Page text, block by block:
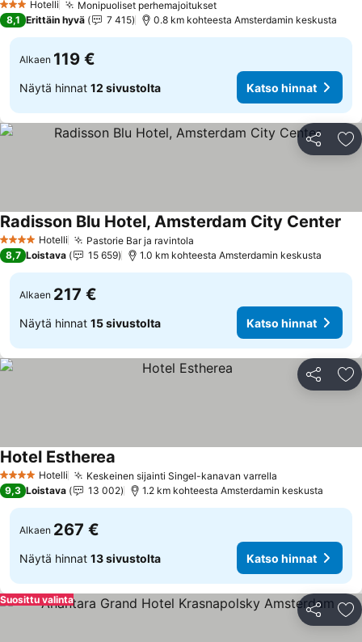
3 Tähtiluokitus
Hotelli Monipuoliset perhemajoituksetKatso hinnat
8,1 Erittäin hyvä 7 415 0.8 km kohteesta Amsterdamin keskusta
Alkaen 119 €
Näytä hinnat 12 sivustolta Katso hinnat
Jaa
4 Tähtiluokitus
Hotelli Pastorie Bar ja ravintola
Radisson Blu Hotel, Amsterdam City Center
8,7 Loistava 15 659 1.0 km kohteesta Amsterdamin keskusta
Alkaen 217 €
Näytä hinnat 15 sivustolta Katso hinnat
Jaa
4 Tähtiluokitus
Hotelli Keskeinen sijainti Singel-kanavan varrella
Hotel Estherea
9,3 Loistava 13 002 1.2 km kohteesta Amsterdamin keskusta
Alkaen 267 €
Näytä hinnat 13 sivustolta Katso hinnat
Jaa
Suosittu valinta